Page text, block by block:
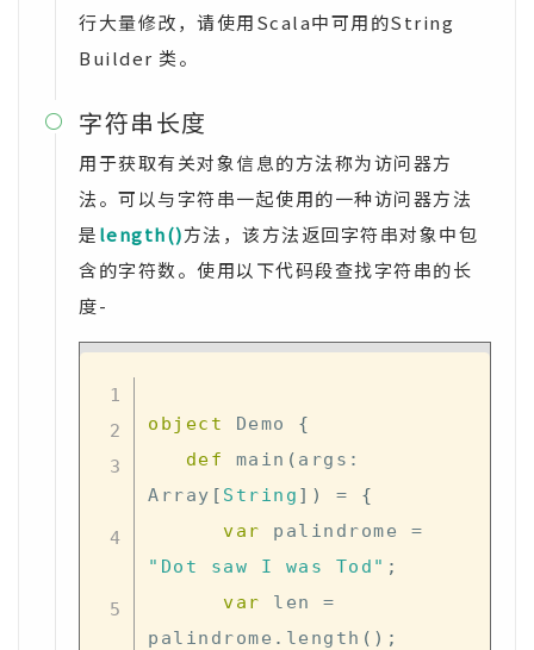
行大量修改，请使用Scala中可用的String
Builder 类。
 字符串长度
用于获取有关对象信息的方法称为访问器方
法。可以与字符串一起使用的一种访问器方法
是length()方法，该方法返回字符串对象中包
含的字符数。使用以下代码段查找字符串的长
度-
object Demo {
def
main ( args :
Array [ String ] ) =
{
var palindrome =
"Dot saw I was Tod" ;
var len =
palindrome . length ( ) ;